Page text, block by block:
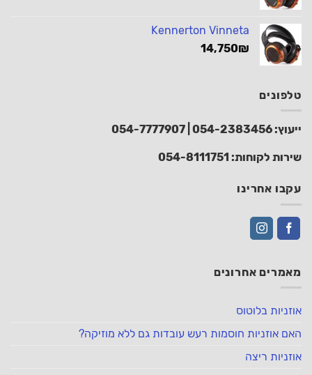
Kennerton Vinneta
14,750₪
טלפונים
ייעוץ: 054-2383456
054-7777907
שירות לקוחות: 054-8111751
עקבו אחרינו
מאמרים אחרונים
אוזניות בלוטוס
האם אוזניות חוסמות רעש עובדות גם ללא מוזיקה?
אוזניות ריצה